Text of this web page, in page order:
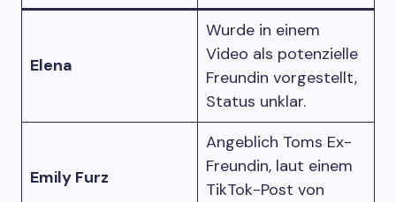
Elena
Wurde in einem
Video als potenzielle
Freundin vorgestellt,
Status unklar.
Emily Furz
Angeblich Toms Ex-
Freundin, laut einem
TikTok-Post von